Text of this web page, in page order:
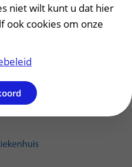
niet wilt kunt u dat hier
ook cookies om onze